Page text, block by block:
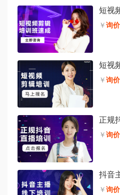
短视
￥询价
短视
￥询价
正规
￥询价
抖音
￥询价